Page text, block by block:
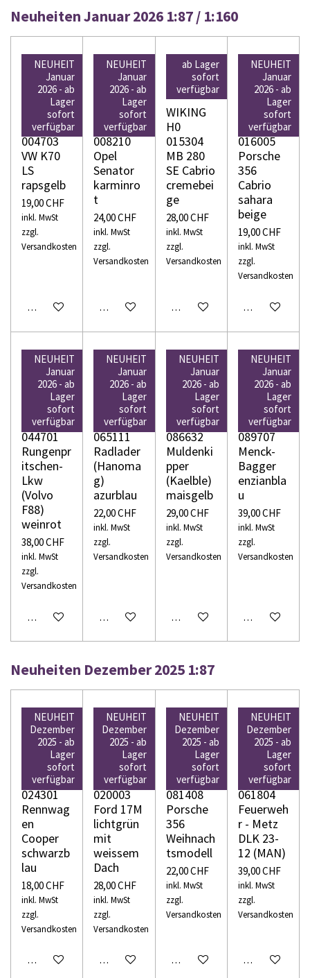
Neuheiten Januar 2026 1:87 / 1:160
NEUHEIT
Januar
2026 - ab
Lager
sofort
verfügbar
WIKING
H0
004703
VW K70
LS
rapsgelb
19,00 CHF
inkl. MwSt
zzgl.
Versandkosten
In den Warenkorb
NEUHEIT
Januar
2026 - ab
Lager
sofort
verfügbar
WIKING
H0
008210
Opel
Senator
karminro
t
24,00 CHF
inkl. MwSt
zzgl.
Versandkosten
In den Warenkorb
ab Lager
sofort
verfügbar
WIKING
H0
015304
MB 280
SE Cabrio
cremebei
ge
28,00 CHF
inkl. MwSt
zzgl.
Versandkosten
In den Warenkorb
NEUHEIT
Januar
2026 - ab
Lager
sofort
verfügbar
WIKING
H0
016005
Porsche
356
Cabrio
sahara
beige
19,00 CHF
inkl. MwSt
zzgl.
Versandkosten
In den
NEUHEIT
Januar
2026 - ab
Lager
sofort
verfügbar
WIKING
H0
044701
Rungenpr
itschen-
Lkw
(Volvo
F88)
weinrot
38,00 CHF
inkl. MwSt
zzgl.
Versandkosten
In den Warenkorb
NEUHEIT
Januar
2026 - ab
Lager
sofort
verfügbar
WIKING
H0
065111
Radlader
(Hanoma
g)
azurblau
22,00 CHF
inkl. MwSt
zzgl.
Versandkosten
In den Warenkorb
NEUHEIT
Januar
2026 - ab
Lager
sofort
verfügbar
WIKING
H0
086632
Muldenki
pper
(Kaelble)
maisgelb
29,00 CHF
inkl. MwSt
zzgl.
Versandkosten
In den Warenkorb
NEUHEIT
Januar
2026 - ab
Lager
sofort
verfügbar
WIKING
H0
089707
Menck-
Bagger
enzianbla
u
39,00 CHF
inkl. MwSt
zzgl.
Versandkosten
In den
Neuheiten Dezember 2025 1:87
NEUHEIT
Dezember
2025 - ab
Lager
sofort
verfügbar
WIKING
H0
024301
Rennwag
en
Cooper
schwarzb
lau
18,00 CHF
inkl. MwSt
zzgl.
Versandkosten
In den Warenkorb
NEUHEIT
Dezember
2025 - ab
Lager
sofort
verfügbar
WIKING
H0
020003
Ford 17M
lichtgrün
mit
weissem
Dach
28,00 CHF
inkl. MwSt
zzgl.
Versandkosten
In den Warenkorb
NEUHEIT
Dezember
2025 - ab
Lager
sofort
verfügbar
WIKING
H0
081408
Porsche
356
Weihnach
tsmodell
22,00 CHF
inkl. MwSt
zzgl.
Versandkosten
In den Warenkorb
NEUHEIT
Dezember
2025 - ab
Lager
sofort
verfügbar
WIKING
H0
061804
Feuerweh
r - Metz
DLK 23-
12 (MAN)
39,00 CHF
inkl. MwSt
zzgl.
Versandkosten
In den